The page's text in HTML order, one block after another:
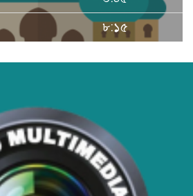
বাংলাদেশের টিকা নিরাপত্তা ও স্বাস্থ্য
আবারো ডিএনসি নোয়াখালী কর্তৃক
বিপুল পরিমান ইয়াবা ও গাঁজা উদ্ধার
৮:১৫